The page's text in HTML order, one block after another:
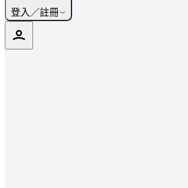
登入／註冊